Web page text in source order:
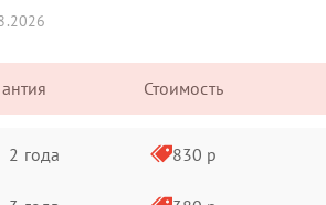
Стоимость
2 года 830 р